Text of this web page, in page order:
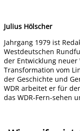
Julius Hölscher
Jahrgang 1979 ist
Westdeutschen
der Entwicklung
Transformation vom
der Geschichte und
WDR arbeitet er für
das WDR-Fern-sehen